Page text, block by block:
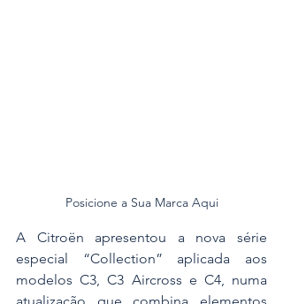
Posicione a Sua Marca Aqui
A Citroën apresentou a nova série
especial “Collection” aplicada aos
modelos C3, C3 Aircross e C4, numa
atualização que combina elementos